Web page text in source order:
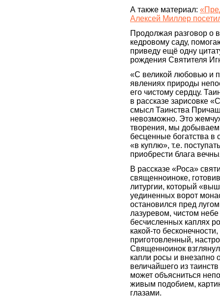
А также материал:
Алексей Миллер
Продолжая разговор о
кедровому саду,
приведу ещё одну
рождения Святителя
«С великой любовью и
явлениях природы
его чистому сердцу.
в рассказе зарисовке
смысл Таинства
невозможно. Это
творения, мы добываем
бесценные богатства в
«в куплю», т.е.
приобрести блага
В рассказе «Роса»
священноиноке,
литургии, который
уединенных ворот
остановился пред
лазуревом, чистом
бесчисленных каплях
какой-то
приготовленный,
Священноинок
капли росы и внезапно
величайшего из
может объясниться
живым подобием,
глазами.